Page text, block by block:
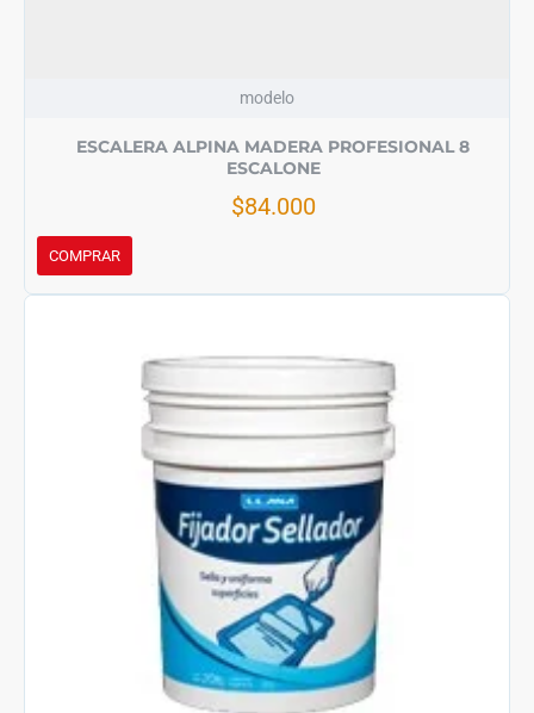
modelo
ESCALERA ALPINA MADERA PROFESIONAL 8
ESCALONE
$84.000
COMPRAR